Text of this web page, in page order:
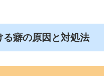
る癖の原因と対処法